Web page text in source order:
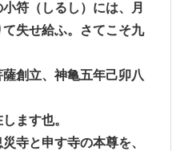
符（しるし）には、月
失せ給ふ。さてこそ九
創立、神亀五年己卯八
ます也。
寺と申す寺の本尊を、